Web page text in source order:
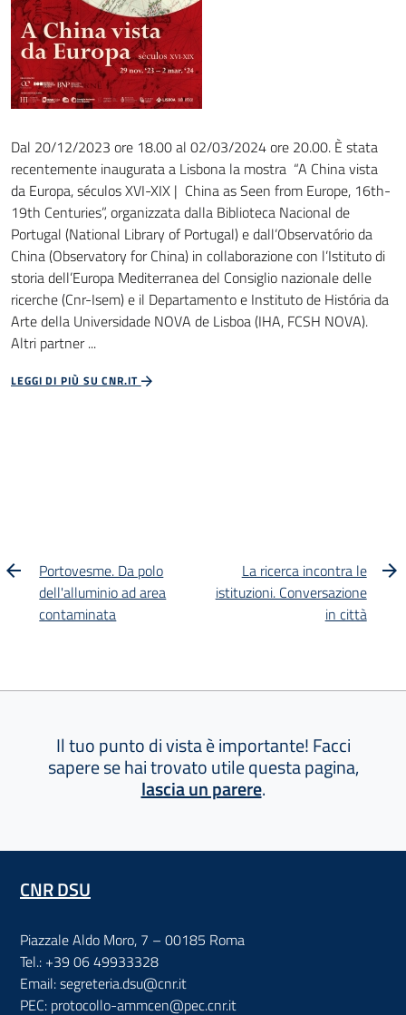
Dal 20/12/2023 ore 18.00 al 02/03/2024 ore 20.00. È stata
recentemente inaugurata a Lisbona la mostra “A China vista
da Europa, séculos XVI-XIX | China as Seen from Europe, 16th-
19th Centuries”, organizzata dalla Biblioteca Nacional de
Portugal (National Library of Portugal) e dall’Observatório da
China (Observatory for China) in collaborazione con l’Istituto di
storia dell’Europa Mediterranea del Consiglio nazionale delle
ricerche (Cnr-Isem) e il Departamento e Instituto de História da
Arte della Universidade NOVA de Lisboa (IHA, FCSH NOVA).
Altri partner ...
LEGGI DI PIÙ SU CNR.IT
Portovesme. Da polo
dell'alluminio ad area
contaminata
La ricerca incontra le
istituzioni. Conversazione
in città
Il tuo punto di vista è importante! Facci
sapere se hai trovato utile questa pagina,
lascia un parere.
CNR DSU
Piazzale Aldo Moro, 7 – 00185 Roma
Tel.: +39 06 49933328
Email: segreteria.dsu@cnr.it
PEC: protocollo-ammcen@pec.cnr.it